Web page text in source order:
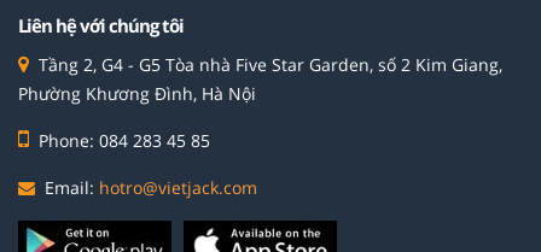
Liên hệ với chúng tôi
Tầng 2, G4 - G5 Tòa nhà Five Star Garden, số 2 Kim Giang,
Phường Khương Đình, Hà Nội
Phone: 084 283 45 85
Email: hotro@vietjack.com